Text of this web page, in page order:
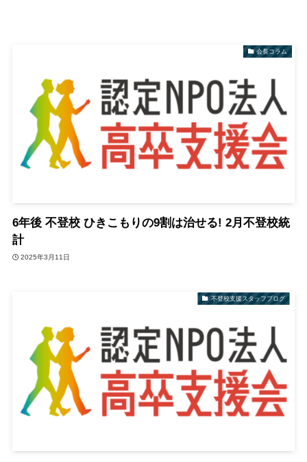
会長コラム
6年後 不登校 ひきこもりの9割は治せる! 2月不登校統
計
2025年3月11日
不登校支援スタッフブログ